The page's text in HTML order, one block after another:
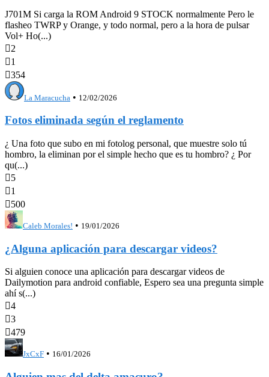
J701M Si carga la ROM Android 9 STOCK normalmente Pero le
flasheo TWRP y Orange, y todo normal, pero a la hora de pulsar
Vol+ Ho(...)
2
1
354
La Maracucha • 12/02/2026
Fotos eliminada según el reglamento
¿ Una foto que subo en mi fotolog personal, que muestre solo tú
hombro, la eliminan por el simple hecho que es tu hombro? ¿ Por
qu(...)
5
1
500
Caleb Morales! • 19/01/2026
¿Alguna aplicación para descargar videos?
Si alguien conoce una aplicación para descargar videos de
Dailymotion para android confiable, Espero sea una pregunta simple
ahí s(...)
4
3
479
JxCxF • 16/01/2026